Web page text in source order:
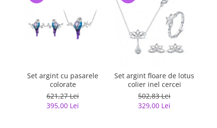
Set argint cu pasarele
colorate
621,27 Lei
395,00 Lei
Set argint floare de lotus
colier inel cercei
502,83 Lei
329,00 Lei